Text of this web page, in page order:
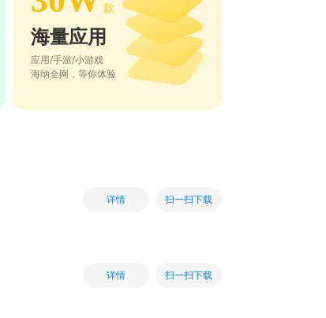
款
海量应用
应用/手游/小游戏
海纳全网，等你体验
详情 扫一扫下载
详情 扫一扫下载